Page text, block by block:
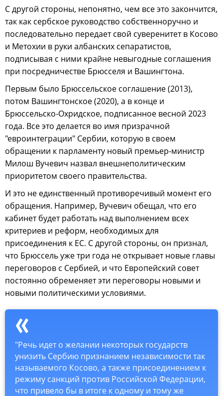
С другой стороны, непонятно, чем все это закончится,
так как сербское руководство собственноручно и
последовательно передает свой суверенитет в Косово
и Метохии в руки албанских сепаратистов,
подписывая с ними крайне невыгодные соглашения
при посредничестве Брюсселя и Вашингтона.
Первым было Брюссельское соглашение (2013),
потом Вашингтонское (2020), а в конце и
Брюссельско-Охридское, подписанное весной 2023
года. Все это делается во имя призрачной
"евроинтеграции" Сербии, которую в своем
обращении к парламенту новый премьер-министр
Милош Вучевич назвал внешнеполитическим
приоритетом своего правительства.
И это не единственный противоречивый момент его
обращения. Например, Вучевич обещал, что его
кабинет будет работать над выполнением всех
критериев и реформ, необходимых для
присоединения к ЕС. С другой стороны, он признал,
что Брюссель уже три года не открывает новые главы
переговоров с Сербией, и что Европейский совет
постоянно обременяет эти переговоры новыми и
новыми политическими условиями.
"Речь идет о желании некоторых государств
унизить Сербию признанием независимости так
называемого Косово, а также присоединением к
режиму санкций против Российской Федерации,
что привело бы в итоге к одному и тому же